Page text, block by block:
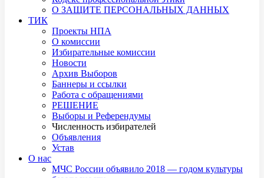
О ЗАЩИТЕ ПЕРСОНАЛЬНЫХ ДАННЫХ
ТИК
Проекты НПА
О комиссии
Избирательные комиссии
Новости
Архив Выборов
Баннеры и ссылки
Работа с обращениями
РЕШЕНИЕ
Выборы и Референдумы
Численность избирателей
Объявления
Устав
О нас
МЧС России объявило 2018 — годом культуры